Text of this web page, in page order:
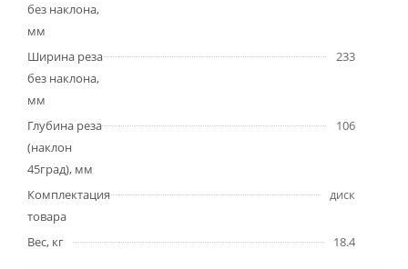
без наклона,
мм
Ширина реза
без наклона,
мм
233
Глубина реза
(наклон
45град), мм
106
Комплектация
товара
диск
Вес, кг 18.4